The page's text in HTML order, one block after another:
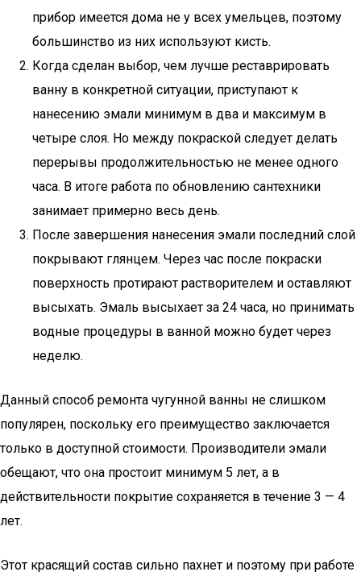
прибор имеется дома не у всех умельцев, поэтому
большинство из них используют кисть.
Когда сделан выбор, чем лучше реставрировать
ванну в конкретной ситуации, приступают к
нанесению эмали минимум в два и максимум в
четыре слоя. Но между покраской следует делать
перерывы продолжительностью не менее одного
часа. В итоге работа по обновлению сантехники
занимает примерно весь день.
После завершения нанесения эмали последний слой
покрывают глянцем. Через час после покраски
поверхность протирают растворителем и оставляют
высыхать. Эмаль высыхает за 24 часа, но принимать
водные процедуры в ванной можно будет через
неделю.
Данный способ ремонта чугунной ванны не слишком
популярен, поскольку его преимущество заключается
только в доступной стоимости. Производители эмали
обещают, что она простоит минимум 5 лет, а в
действительности покрытие сохраняется в течение 3 — 4
лет.
Этот красящий состав сильно пахнет и поэтому при работе